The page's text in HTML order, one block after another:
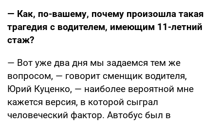
— Как, по-вашему, почему произошла такая
трагедия с водителем, имеющим 11-летний
стаж?
— Вот уже два дня мы задаемся тем же
вопросом, — говорит сменщик водителя,
Юрий Куценко, — наиболее вероятной мне
кажется версия, в которой сыграл
человеческий фактор. Автобус был в